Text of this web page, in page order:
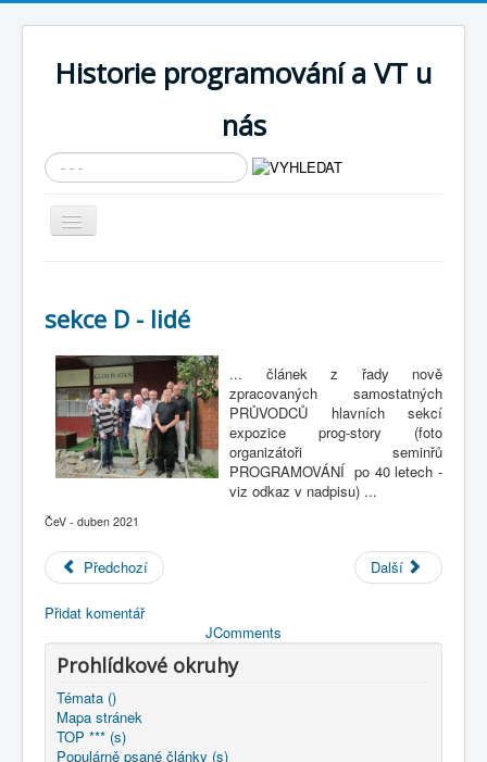
Historie programování a VT u
nás
Vyhledávání...
Přepnout
navigaci
Cíle expozice
Současnost SW a IT
KNIHOVNA
Historické počítače
O nás
Úvod 2021-04-25 sekce D - lidé
sekce D - lidé
... článek z řady nově
zpracovaných samostatných
PRŮVODCŮ hlavních sekcí
expozice prog-story (foto
organizátoři seminřů
PROGRAMOVÁNÍ po 40 letech -
viz odkaz v nadpisu) ...
ČeV - duben 2021
Předchozí Další
Přidat komentář
JComments
Prohlídkové okruhy
Témata ()
Mapa stránek
TOP *** (s)
Populárně psané články (s)